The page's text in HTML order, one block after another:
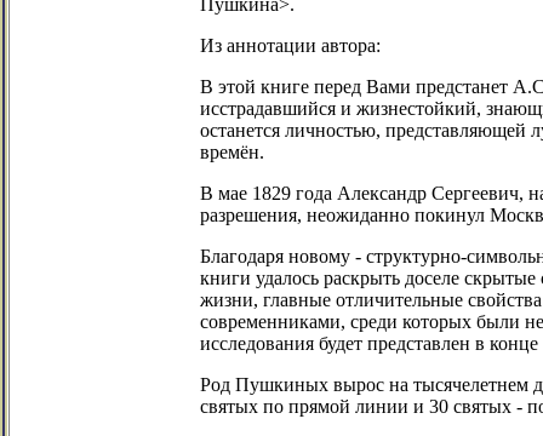
Пушкина>.
Из аннотации автора:
В этой книге перед Вами предстанет
исстрадавшийся и жизнестойкий,
останется личностью, представляющей
времён.
В мае 1829 года Александр Сергеевич,
разрешения, неожиданно покинул
Благодаря новому - структурно-
книги удалось раскрыть доселе
жизни, главные отличительные
современниками, среди которых были
исследования будет представлен в
Род Пушкиных вырос на тысячелетнем
святых по прямой линии и 30 святых -